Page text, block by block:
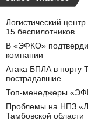
Логистический
15 беспилотников
В «ЭФКО»
компании
Атака БПЛА в порту
пострадавшие
Топ-менеджеры
Проблемы на НПЗ
Тамбовской области